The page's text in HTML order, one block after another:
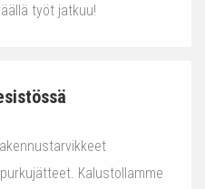
työt jatkuu!
Kalustollamme